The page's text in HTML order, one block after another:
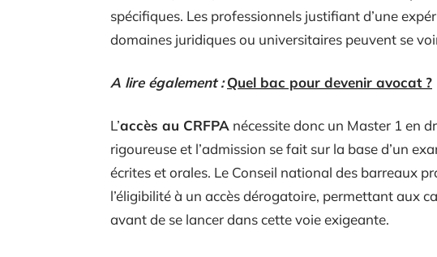
spécifiques. Les professionnels justifiant d’une
domaines juridiques ou universitaires peuvent se
A lire également : Quel bac pour devenir avocat ?
L’accès au CRFPA nécessite donc un Master 1 en
rigoureuse et l’admission se fait sur la base d’un
écrites et orales. Le Conseil national des barreaux
l’éligibilité à un accès dérogatoire, permettant aux
avant de se lancer dans cette voie exigeante.